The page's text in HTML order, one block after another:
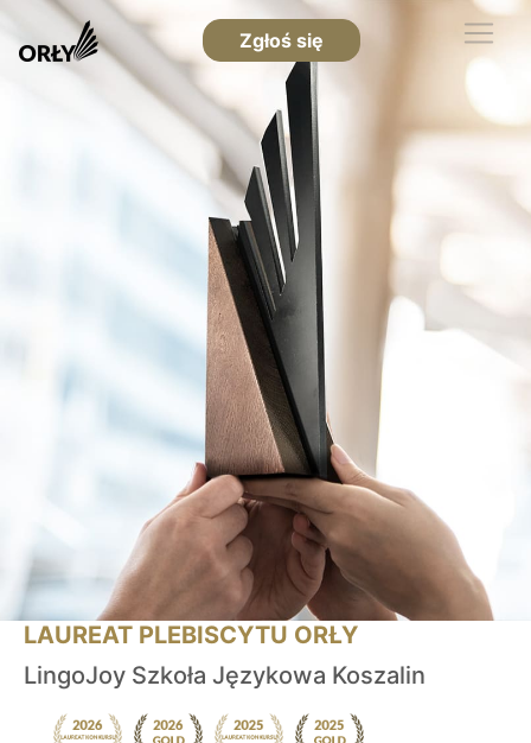
Zgłoś się
LAUREAT PLEBISCYTU ORŁY
LingoJoy Szkoła Językowa Koszalin